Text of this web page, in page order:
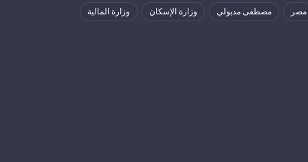
مصر مصطفى مدبولي وزارة الإسكان وزارة المالية